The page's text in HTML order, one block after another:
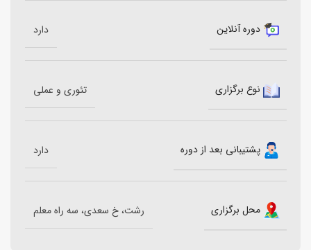
دوره آنلاین دارد
نوع برگزاری تئوری و عملی
پشتیبانی بعد از دوره دارد
محل برگزاری رشت، خ سعدی، سه راه معلم